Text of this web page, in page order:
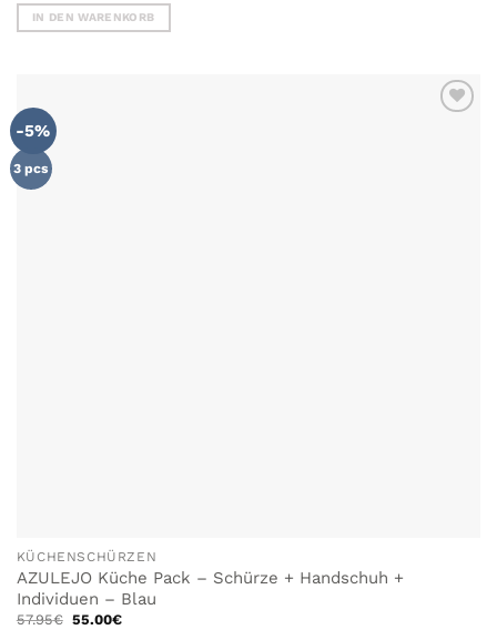
war:
57.95€
ist:
55.00€.
IN DEN WARENKORB
-5%
3 pcs
KÜCHENSCHÜRZEN
AZULEJO Küche Pack – Schürze + Handschuh +
Individuen – Blau
57.95€ Ursprünglicher
55.00€Aktueller